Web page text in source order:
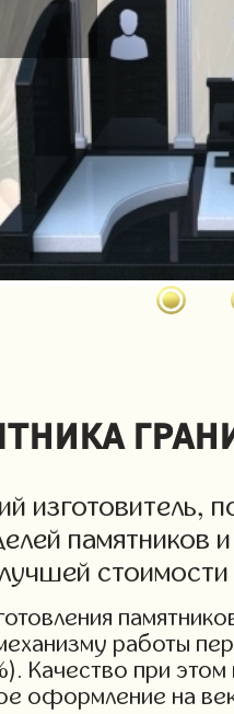
изготовитель,
работы
Качество при
оформление на